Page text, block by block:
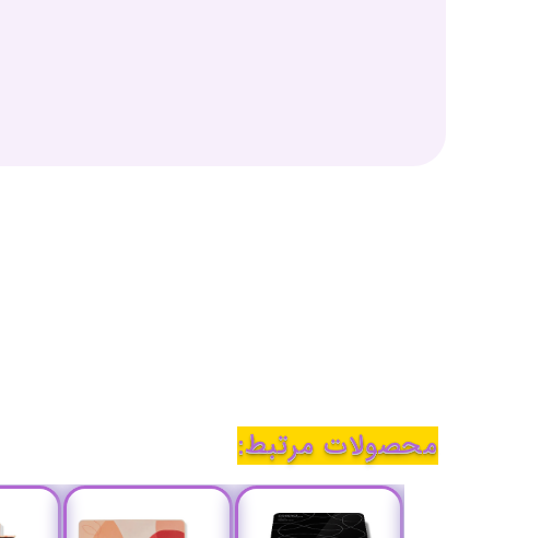
محصولات مرتبط: